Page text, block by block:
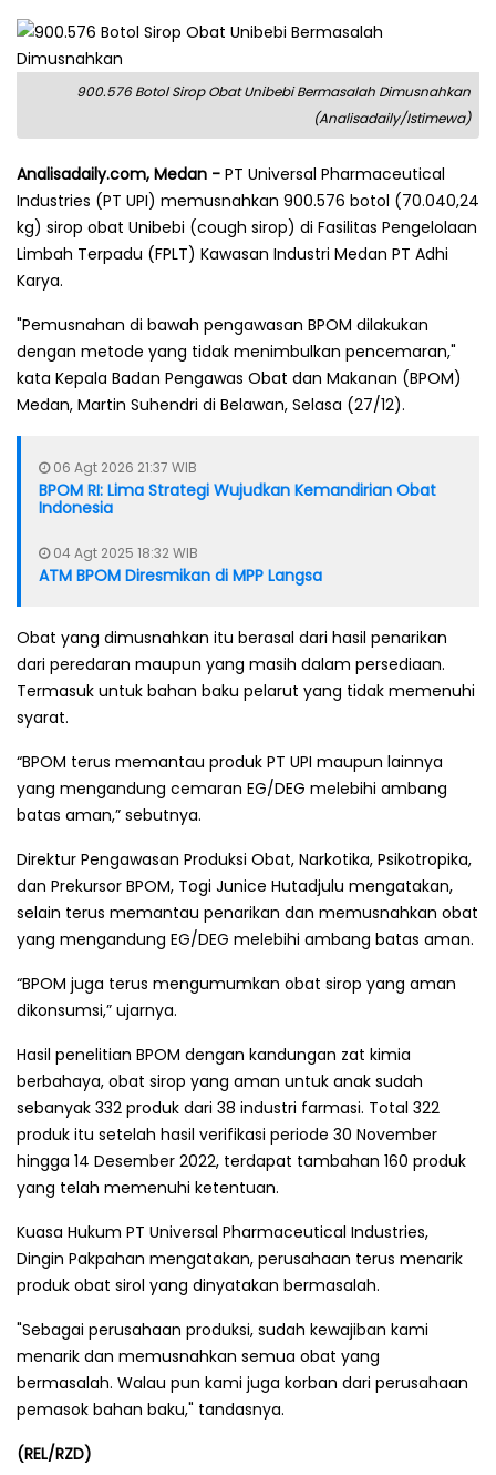
900.576 Botol Sirop Obat Unibebi Bermasalah Dimusnahkan
(Analisadaily/Istimewa)
Analisadaily.com, Medan - PT Universal Pharmaceutical
Industries (PT UPI) memusnahkan 900.576 botol (70.040,24
kg) sirop obat Unibebi (cough sirop) di Fasilitas Pengelolaan
Limbah Terpadu (FPLT) Kawasan Industri Medan PT Adhi
Karya.
"Pemusnahan di bawah pengawasan BPOM dilakukan
dengan metode yang tidak menimbulkan pencemaran,"
kata Kepala Badan Pengawas Obat dan Makanan (BPOM)
Medan, Martin Suhendri di Belawan, Selasa (27/12).
06 Agt 2026 21:37 WIB
BPOM RI: Lima Strategi Wujudkan Kemandirian Obat
Indonesia
04 Agt 2025 18:32 WIB
ATM BPOM Diresmikan di MPP Langsa
Obat yang dimusnahkan itu berasal dari hasil penarikan
dari peredaran maupun yang masih dalam persediaan.
Termasuk untuk bahan baku pelarut yang tidak memenuhi
syarat.
“BPOM terus memantau produk PT UPI maupun lainnya
yang mengandung cemaran EG/DEG melebihi ambang
batas aman,” sebutnya.
Direktur Pengawasan Produksi Obat, Narkotika, Psikotropika,
dan Prekursor BPOM, Togi Junice Hutadjulu mengatakan,
selain terus memantau penarikan dan memusnahkan obat
yang mengandung EG/DEG melebihi ambang batas aman.
“BPOM juga terus mengumumkan obat sirop yang aman
dikonsumsi,” ujarnya.
Hasil penelitian BPOM dengan kandungan zat kimia
berbahaya, obat sirop yang aman untuk anak sudah
sebanyak 332 produk dari 38 industri farmasi. Total 322
produk itu setelah hasil verifikasi periode 30 November
hingga 14 Desember 2022, terdapat tambahan 160 produk
yang telah memenuhi ketentuan.
Kuasa Hukum PT Universal Pharmaceutical Industries,
Dingin Pakpahan mengatakan, perusahaan terus menarik
produk obat sirol yang dinyatakan bermasalah.
"Sebagai perusahaan produksi, sudah kewajiban kami
menarik dan memusnahkan semua obat yang
bermasalah. Walau pun kami juga korban dari perusahaan
pemasok bahan baku," tandasnya.
(REL/RZD)